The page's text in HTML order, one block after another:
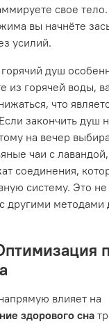
свое
вы начнёте
усилий.
душ
из горячей воды,
что
закончить душ
на вечер
чаи с
соединения,
систему. Это
другими методами
влияет на
здорового сна